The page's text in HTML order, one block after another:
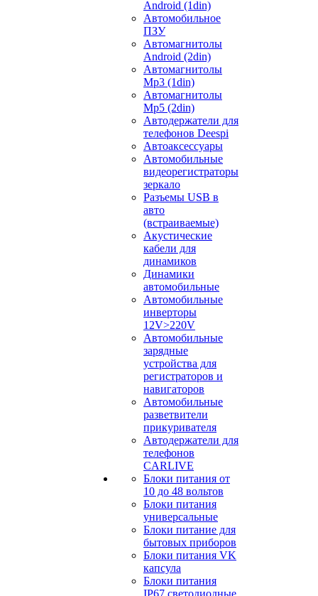
Android (1din)
Автомобильное
ПЗУ
Автомагнитолы
Android (2din)
Автомагнитолы
Mp3 (1din)
Автомагнитолы
Mp5 (2din)
Автодержатели для
телефонов Deespi
Автоаксессуары
Автомобильные
видеорегистраторы
зеркало
Разъемы USB в
авто
(встраиваемые)
Акустические
кабели для
динамиков
Динамики
автомобильные
Автомобильные
инверторы
12V>220V
Автомобильные
зарядные
устройства для
регистраторов и
навигаторов
Автомобильные
разветвители
прикуривателя
Автодержатели для
телефонов
CARLIVE
Блоки питания от
10 до 48 вольтов
Блоки питания
универсальные
Блоки питание для
бытовых приборов
Блоки питания VK
капсула
Блоки питания
IP67 светодиодные